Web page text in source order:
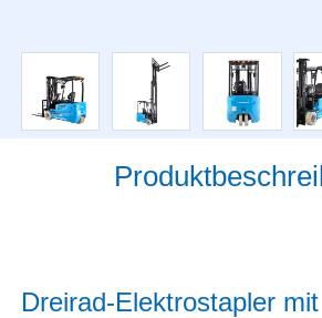
Dreirad-Elektrostapler mit